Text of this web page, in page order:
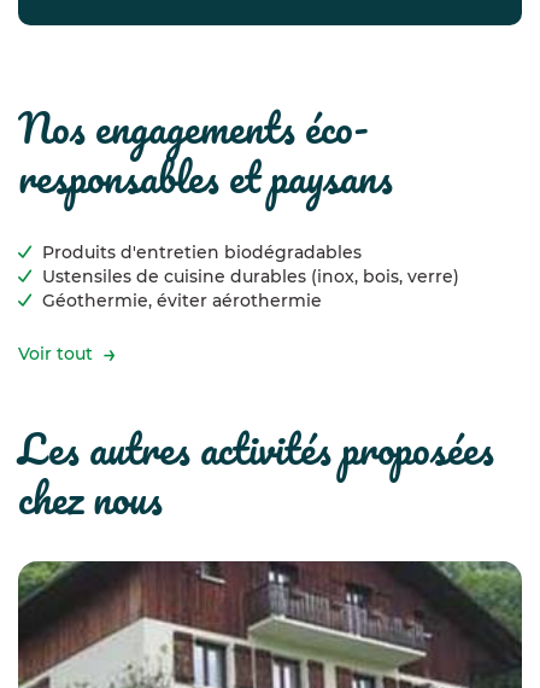
nos engagements éco-
responsables et paysans
Produits d'entretien biodégradables
Ustensiles de cuisine durables (inox, bois, verre)
Géothermie, éviter aérothermie
Voir tout
les autres activités proposées
chez nous